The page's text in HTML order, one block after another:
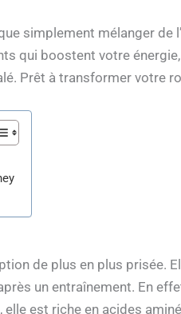
simplement mélanger de
qui boostent votre
Prêt à transformer votre
de plus en plus prisée.
un entraînement. En
elle est riche en acides